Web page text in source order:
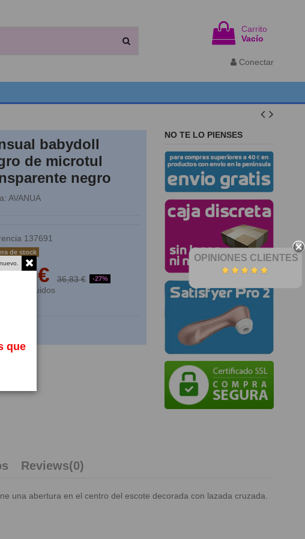
Carrito
Vacío
Conectar
babydoll
de microtul
negro
AVANUA
137691
de stock
€ 36,83 € -27%
incluidos
NO TE LO PIENSES
Reviews(0)
una abertura en el centro del escote decorada con lazada cruzada.
OPINIONES CLIENTES
que